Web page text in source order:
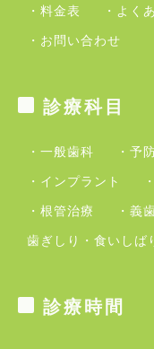
・料金表
・よく
・お問い合わせ
診療科目
・一般歯科 ・予
・インプラント
・根管治療
・義
歯ぎしり・食いしば
診療時間